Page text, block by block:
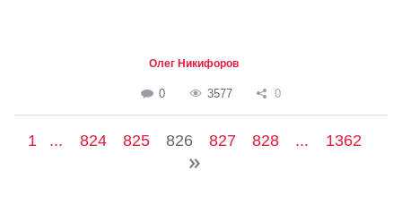
Олег Никифоров
0 3577 0
1 ... 824 825 826 827 828 ... 1362